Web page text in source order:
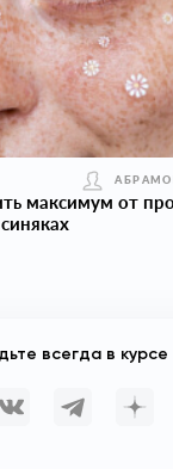
максимум от
всегда в курсе